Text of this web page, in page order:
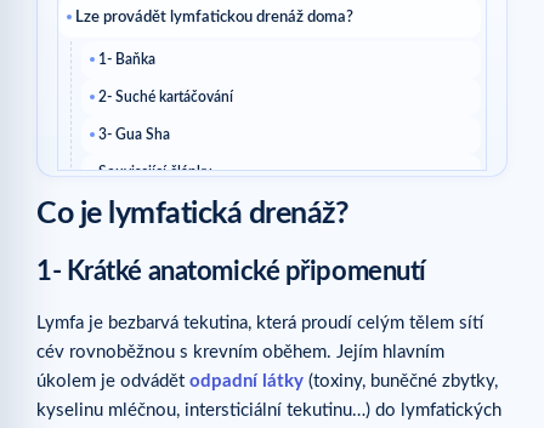
Lze provádět lymfatickou drenáž doma?
1- Baňka
2- Suché kartáčování
3- Gua Sha
Související články
Související články
Co je lymfatická drenáž?
1- Krátké anatomické připomenutí
Lymfa je bezbarvá tekutina, která proudí celým tělem sítí
cév rovnoběžnou s krevním oběhem. Jejím hlavním
úkolem je odvádět odpadní látky (toxiny, buněčné zbytky,
kyselinu mléčnou, intersticiální tekutinu…) do lymfatických